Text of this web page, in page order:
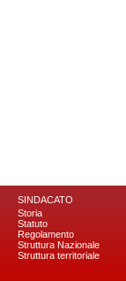
SINDACATO
Storia
Statuto
Regolamento
Struttura Nazionale
Struttura territoriale